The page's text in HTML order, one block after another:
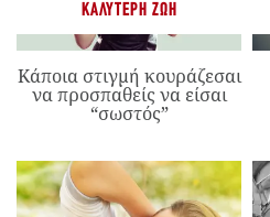
ΚΑΛΎΤΕΡΗ ΖΩΉ
Κάποια στιγμή κουράζεσαι
να προσπαθείς να είσαι
“σωστός”